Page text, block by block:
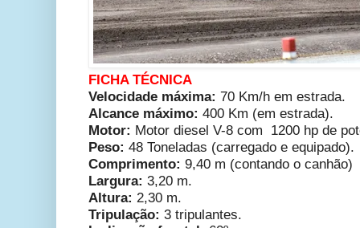
FICHA TÉCNICA
Velocidade máxima: 70 Km/h em estrada.
Alcance máximo: 400 Km (em estrada).
Motor: Motor diesel V-8 com 1200 hp de
Peso: 48 Toneladas (carregado e equipado).
Comprimento: 9,40 m (contando o canhão)
Largura: 3,20 m.
Altura: 2,30 m.
Tripulação: 3 tripulantes.